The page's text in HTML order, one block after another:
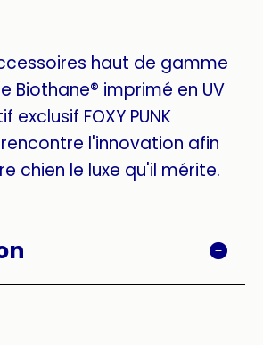
haut de gamme
Biothane® imprimé en UV
FOXY PUNK
l'innovation afin
chien le luxe qu'il mérite.